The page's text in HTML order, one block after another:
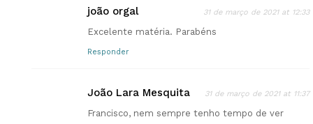
joão orgal 31 de março de 2021 at 12:33
Excelente matéria. Parabéns
Responder
João Lara Mesquita 31 de março de 2021 at 11:37
Francisco, nem sempre tenho tempo de ver